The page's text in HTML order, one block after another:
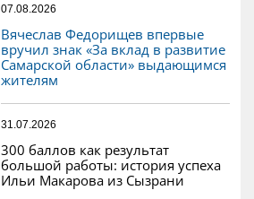
07.08.2026
Вячеслав Федорищев впервые
вручил знак «За вклад в развитие
Самарской области» выдающимся
жителям
31.07.2026
300 баллов как результат
большой работы: история успеха
Ильи Макарова из Сызрани